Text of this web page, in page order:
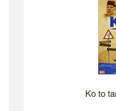
Ko to